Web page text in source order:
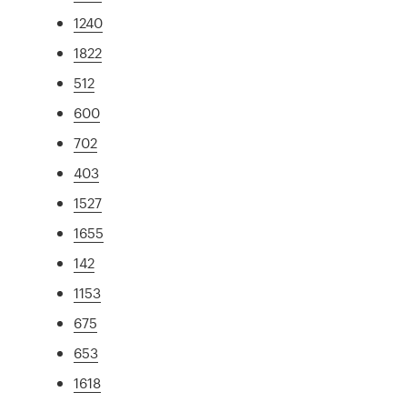
1240
1822
512
600
702
403
1527
1655
142
1153
675
653
1618